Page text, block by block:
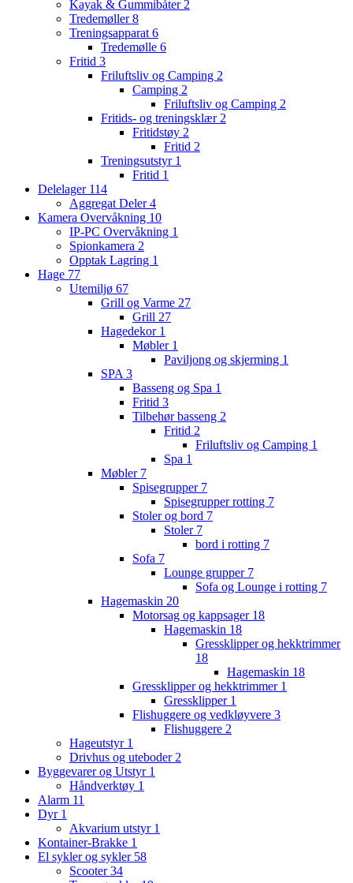
Kayak & Gummibåter 2
Tredemøller8
Treningsapparat 6
Tredemølle 6
Fritid 3
Friluftsliv og Camping 2
Camping 2
Friluftsliv og Camping 2
Fritids- og treningsklær 2
Fritidstøy 2
Fritid 2
Treningsutstyr 1
Fritid 1
Delelager 114
Aggregat Deler4
Kamera Overvåkning 10
IP-PC Overvåkning 1
Spionkamera 2
Opptak Lagring 1
Hage 77
Utemiljø 67
Grill og Varme 27
Grill 27
Hagedekor 1
Møbler 1
Paviljong og skjerming 1
SPA 3
Basseng og Spa 1
Fritid 3
Tilbehør basseng 2
Fritid 2
Friluftsliv og Camping 1
Spa 1
Møbler 7
Spisegrupper 7
Spisegrupper rotting 7
Stoler og bord 7
Stoler 7
bord i rotting 7
Sofa 7
Lounge grupper 7
Sofa og Lounge i rotting 7
Hagemaskin 20
Motorsag og kappsager 18
Hagemaskin 18
Gressklipper og hekktrimmer
18
Hagemaskin 18
Gressklipper og hekktrimmer 1
Gressklipper 1
Flishuggere og vedkløyvere 3
Flishuggere 2
Hageutstyr 1
Drivhus og uteboder 2
Byggevarer og Utstyr 1
Håndverktøy 1
Alarm 11
Dyr 1
Akvarium utstyr 1
Kontainer-Brakke 1
El sykler og sykler 58
Scooter34